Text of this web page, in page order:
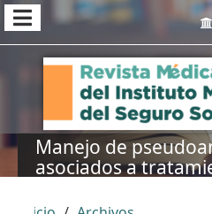
Manejo de
asociados a
atención